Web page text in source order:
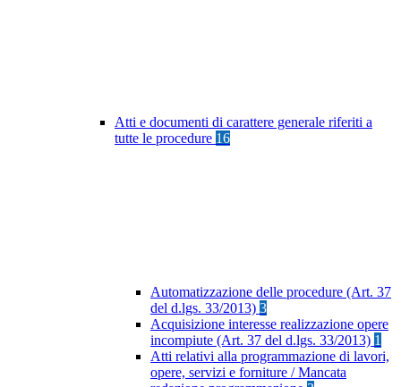
Atti e documenti di carattere generale riferiti a
tutte le procedure 16
Automatizzazione delle procedure (Art. 37
del d.lgs. 33/2013) 3
Acquisizione interesse realizzazione opere
incompiute (Art. 37 del d.lgs. 33/2013) 1
Atti relativi alla programmazione di lavori,
opere, servizi e forniture / Mancata